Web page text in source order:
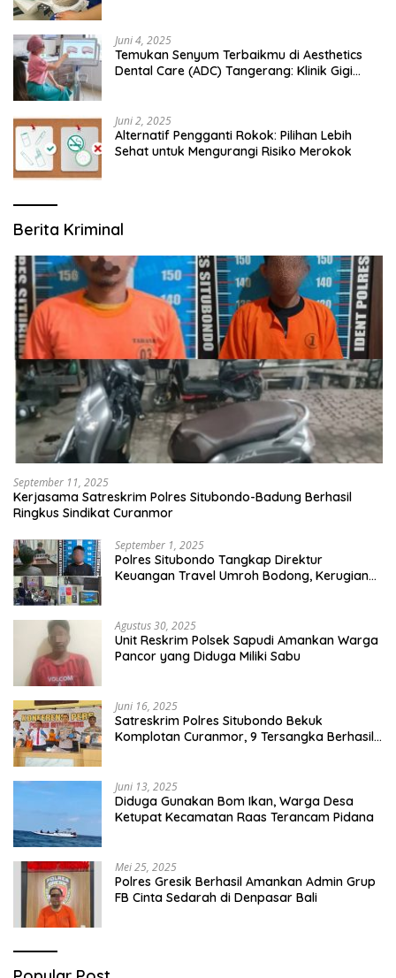
Juni 4, 2025
Temukan Senyum Terbaikmu di Aesthetics
Dental Care (ADC) Tangerang: Klinik Gigi
Juni 2, 2025
Alternatif Pengganti Rokok: Pilihan Lebih
Sehat untuk Mengurangi Risiko Merokok
Berita Kriminal
September 11, 2025
Kerjasama Satreskrim Polres Situbondo-Badung Berhasil
Ringkus Sindikat Curanmor
September 1, 2025
Polres Situbondo Tangkap Direktur
Keuangan Travel Umroh Bodong, Kerugian
Agustus 30, 2025
Unit Reskrim Polsek Sapudi Amankan Warga
Pancor yang Diduga Miliki Sabu
Juni 16, 2025
Satreskrim Polres Situbondo Bekuk
Komplotan Curanmor, 9 Tersangka Berhasil
Juni 13, 2025
Diduga Gunakan Bom Ikan, Warga Desa
Ketupat Kecamatan Raas Terancam Pidana
Mei 25, 2025
Polres Gresik Berhasil Amankan Admin Grup
FB Cinta Sedarah di Denpasar Bali